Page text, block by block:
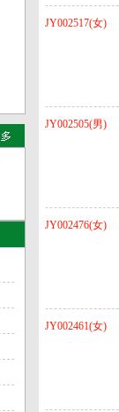
JY002517(女)
JY002505(男)
JY002476(女)
JY002461(女)